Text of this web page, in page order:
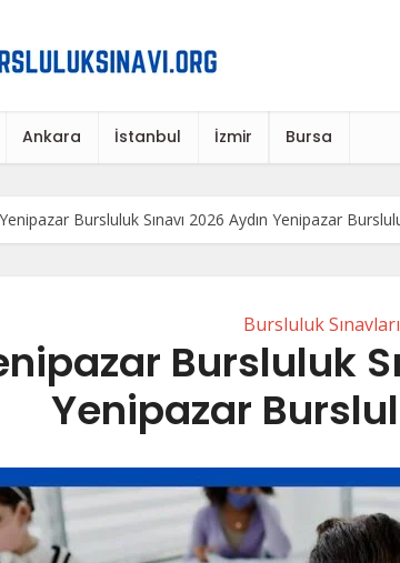
Ankara İstanbul İzmir Bursa
Yenipazar Bursluluk Sınavı 2026 Aydın Yenipazar
Bursluluk
Bursluluk
Yenipazar